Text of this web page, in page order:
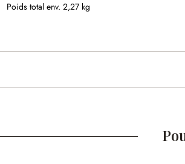
Poids total env. 2,27 kg